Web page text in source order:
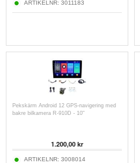
ARTIKELNR: 3011183
Pekskärm Android 12 GPS-navigering med
bakre bilkamera R-910D - 10"
1.200,00 kr
ARTIKELNR: 3008014